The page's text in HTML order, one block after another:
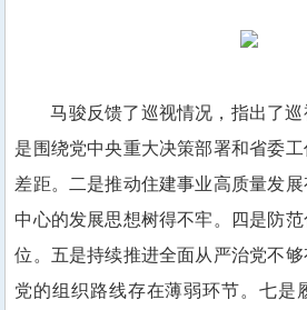
马骏反馈了巡视情况，指出了
是围绕党中央重大决策部署和省委
差距。二是推动住建事业高质量发
中心的发展思想树得不牢。四是防
位。五是持续推进全面从严治党不
党的组织路线存在薄弱环节。七是